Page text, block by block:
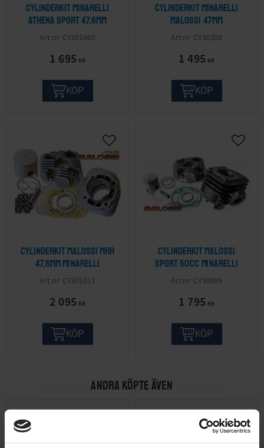
Cylinderkit Minarelli
Athena Sport 47,6mm
CY301465
1 695 KR
KÖP
Cylinderkit Minarelli
Malossi 47mm
CY30100
1 495 KR
KÖP
Cylinderkit Malossi MHR
47,6mm Minarelli
CY301011
2 095 KR
KÖP
Cylinderkit Malossi
Sport 50cc Minarelli
CY30099
1 795 KR
KÖP
ANDRA KÖPTE ÄVEN